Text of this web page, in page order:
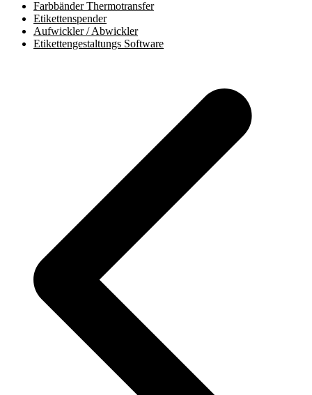
Farbbänder Thermotransfer
Etikettenspender
Aufwickler / Abwickler
Etikettengestaltungs Software